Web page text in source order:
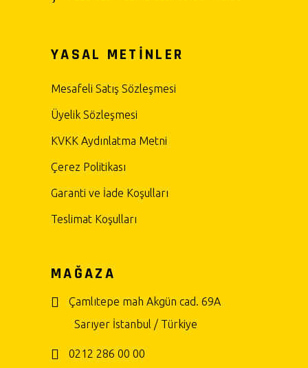
YASAL METİNLER
Mesafeli Satış Sözleşmesi
Üyelik Sözleşmesi
KVKK Aydınlatma Metni
Çerez Politikası
Garanti ve İade Koşulları
Teslimat Koşulları
MAĞAZA
Çamlıtepe mah Akgün cad. 69A
Sarıyer İstanbul / Türkiye
0212 286 00 00